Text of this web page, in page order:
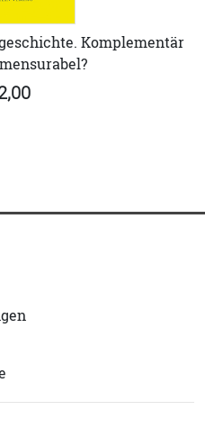
Komplementär